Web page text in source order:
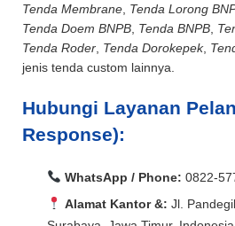
Tenda Membrane Tenda Lorong
Tenda Doem BNPB Tenda BNPB
Tenda Roder Tenda Dorokepek,
jenis tenda custom lainnya.
Hubungi Layanan
Response):
WhatsApp / Phone: 0822-
Alamat Kantor &: Jl.